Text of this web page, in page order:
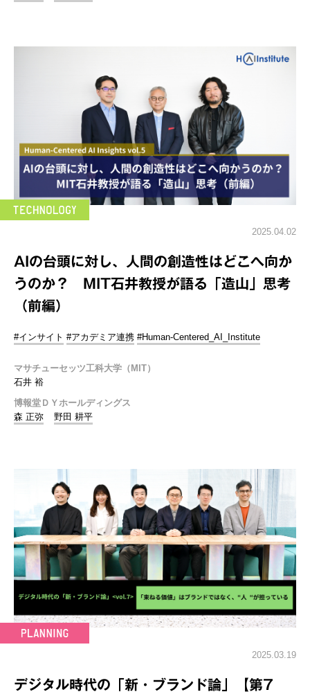
2025.04.02
AIの台頭に対し、人間の創造性はどこへ向か
うのか？ MIT石井教授が語る「造山」思考
（前編）
#インサイト #アカデミア連携 #Human-Centered_AI_Institute
マサチューセッツ工科大学（MIT）
石井 裕
博報堂ＤＹホールディングス
森 正弥
野田 耕平
2025.03.19
デジタル時代の「新・ブランド論」【第7